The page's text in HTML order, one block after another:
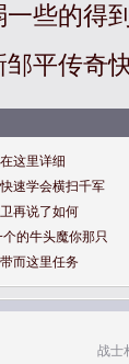
一些的得
邹平传奇
这里详细
速学会横扫千军
再说了如何
的牛头魔你那只
而这里任务
战士